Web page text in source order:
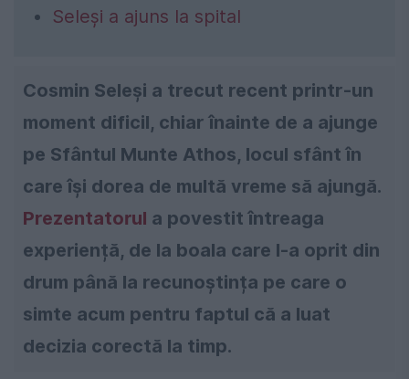
Seleși a ajuns la spital
Cosmin Seleși a trecut recent printr-un
moment dificil, chiar înainte de a ajunge
pe Sfântul Munte Athos, locul sfânt în
care își dorea de multă vreme să ajungă.
Prezentatorul a povestit întreaga
experiență, de la boala care l-a oprit din
drum până la recunoștința pe care o
simte acum pentru faptul că a luat
decizia corectă la timp.